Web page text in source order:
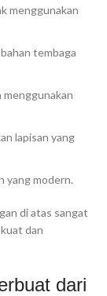
menggunakan
tembaga
menggunakan
lapisan yang
yang modern.
di atas sangat
dan
dari